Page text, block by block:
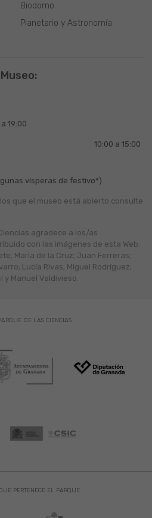
Biodomo
Planetario y Astronomía
19:00
10:00 a 15:00
vísperas de festivo*)
que el museo está abierto consulte
agradece a los/as
con las imágenes de esta Web:
María de la Cruz; Juan Ferreras;
Lucía Rivas; Miguel Rodríguez;
y Manuel Valdivieso.
PERTENECE EL PARQUE
DE LAS CIENCIAS